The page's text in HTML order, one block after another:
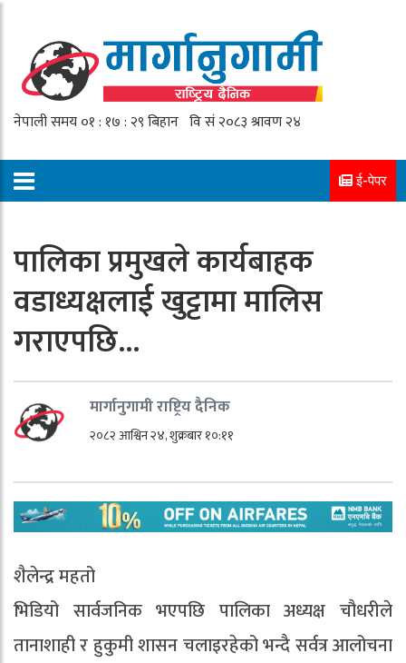
ई-पेपर
पालिका प्रमुखले कार्यबाहक
वडाध्यक्षलाई खुट्टामा मालिस
गराएपछि…
मार्गानुगामी राष्ट्रिय दैनिक
२०८२ आश्विन २४, शुक्रबार १०:११
शैलेन्द्र महतो
भिडियो सार्वजनिक भएपछि पालिका अध्यक्ष चौधरीले
तानाशाही र हुकुमी शासन चलाइरहेको भन्दै सर्वत्र आलोचना